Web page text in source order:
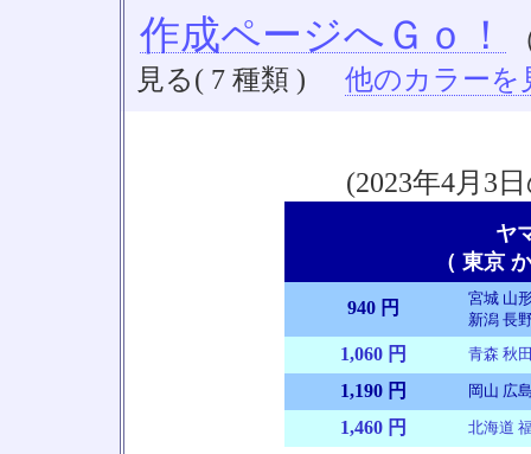
作成ページへＧｏ！
見る( 7 種類 )
他のカラーを
(2023年4月3
ヤ
（ 東京
940 円
宮城 山
新潟 長
1,060 円 青森 秋
1,190 円 岡山 広
1,460 円 北海道